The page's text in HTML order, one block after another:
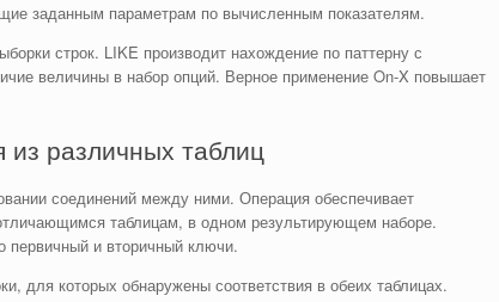
заданным параметрам по вычисленным показателям.
строк. LIKE производит нахождение по паттерну с
величины в набор опций. Верное применение On-X повышает
различных таблиц
соединений между ними. Операция обеспечивает
таблицам, в одном результирующем наборе.
первичный и вторичный ключи.
для которых обнаружены соответствия в обеих таблицах.